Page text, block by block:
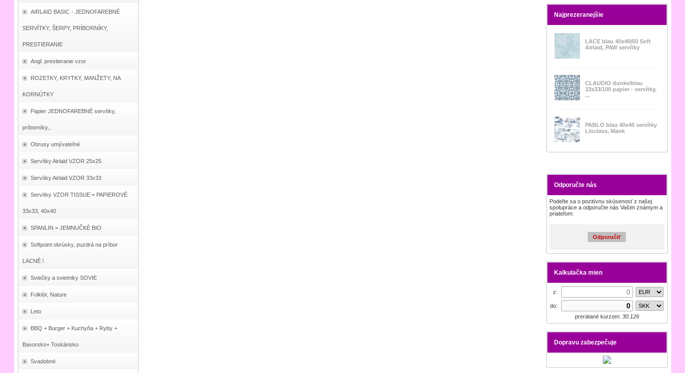
AIRLAID BASIC - JEDNOFAREBNÉ
SERVÍTKY, ŠERPY, PRÍBORNÍKY,
PRESTIERANIE
Angl. prestieranie vzor
ROZETKY, KRYTKY, MANŽETY, NA
KORNÚTKY
Papier JEDNOFAREBNÉ servítky,
príborníky,..
Obrusy umývateľné
Servítky Airlaid VZOR 25x25
Servítky Airlaid VZOR 33x33
Servítky VZOR TISSUE = PAPIEROVÉ
33x33, 40x40
SPANLIN = JEMNUČKÉ BIO
Softpoint obrúsky, puzdrá na príbor
LACNÉ !
Sviečky a svietniky SOVIE
Folklór, Nature
Leto
BBQ + Burger + Kuchyňa + Ryby +
Bavorsko+ Toskánsko
Svadobné
Najprezeranejšie
LACE blau 40x40/50 Soft
Airlaid, PAW servítky
CLAUDIO dunkelblau
33x33/100 papier - servítky,
...
PABLO blau 40x40 servítky
Linclass, Mank
Odporučte nás
Podeľte sa o pozitívnu skúsenosť z našej
spolupráce a odporučte nás Vašim známym a
priateľom:
Odporučiť
Kalkulačka mien
z:
do:
prerátané kurzom: 30.126
Dopravu zabezpečuje